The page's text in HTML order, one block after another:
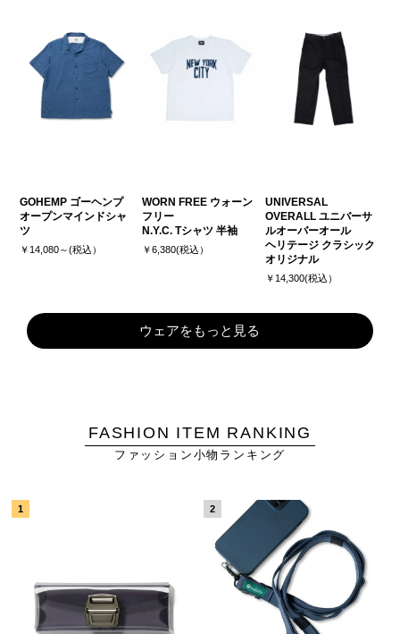
GOHEMP ゴーヘンプ
オープンマインドシャ
ツ
￥14,080～(税込）
WORN FREE ウォーン
フリー
N.Y.C. Tシャツ 半袖
￥6,380(税込）
UNIVERSAL
OVERALL ユニバーサ
ルオーバーオール
ヘリテージ クラシック
オリジナル
￥14,300(税込）
ウェアをもっと見る
FASHION ITEM RANKING
ファッション小物ランキング